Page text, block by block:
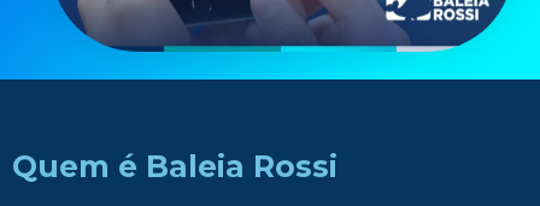
Quem é Baleia Rossi